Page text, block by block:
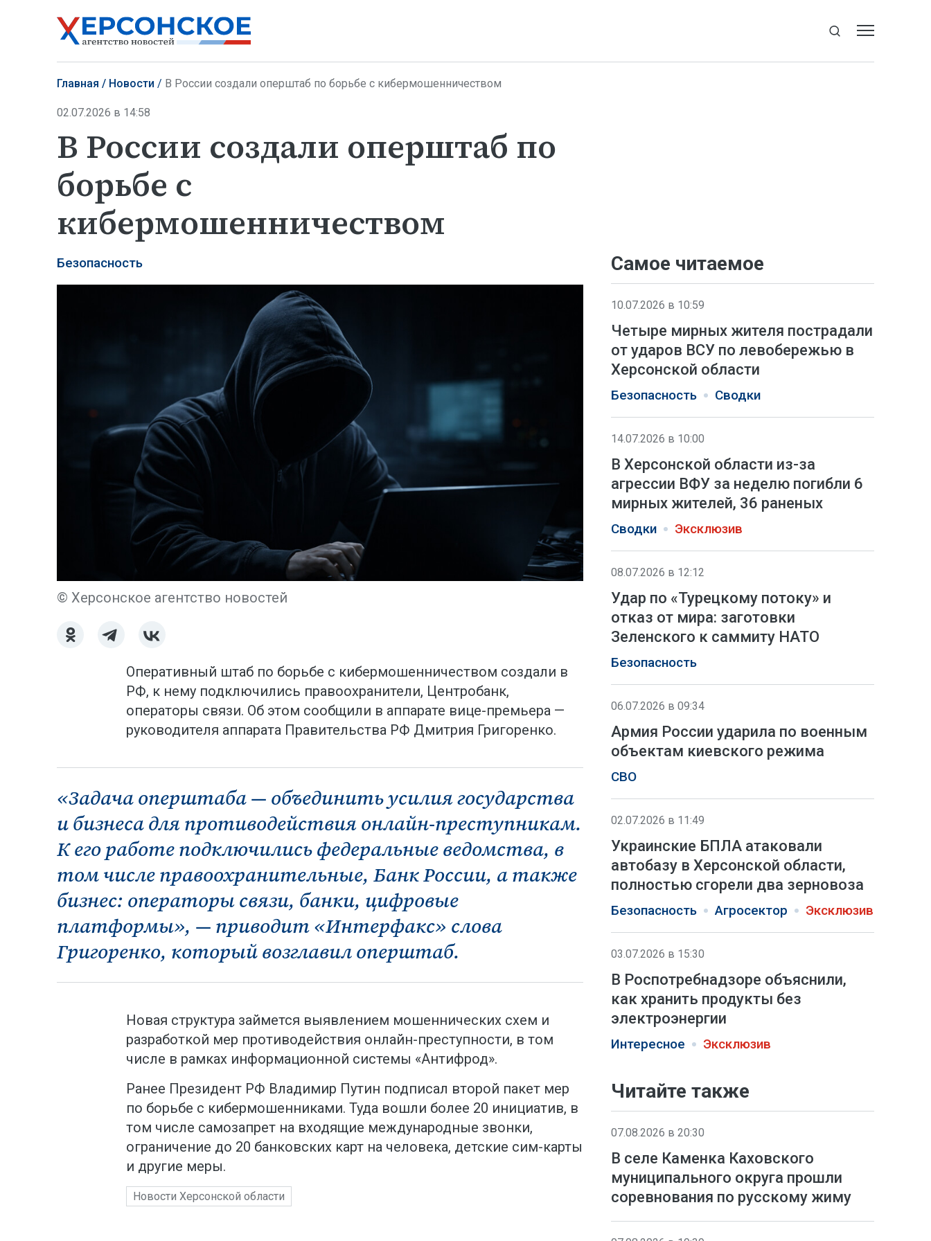
Главная Новости В России создали оперштаб по борьбе с кибермошенничеством
02.07.2026 в 14:58
В России создали оперштаб по
борьбе с
кибермошенничеством
Безопасность
© Херсонское агентство новостей
Оперативный штаб по борьбе с кибермошенничеством создали в
РФ, к нему подключились правоохранители, Центробанк,
операторы связи. Об этом сообщили в аппарате вице-премьера —
руководителя аппарата Правительства РФ Дмитрия Григоренко.
«Задача оперштаба — объединить усилия государства
и бизнеса для противодействия онлайн-преступникам.
К его работе подключились федеральные ведомства, в
том числе правоохранительные, Банк России, а также
бизнес: операторы связи, банки, цифровые
платформы», — приводит «Интерфакс» слова
Григоренко, который возглавил оперштаб.
Новая структура займется выявлением мошеннических схем и
разработкой мер противодействия онлайн-преступности, в том
числе в рамках информационной системы «Антифрод».
Ранее Президент РФ Владимир Путин подписал второй пакет мер
по борьбе с кибермошенниками. Туда вошли более 20 инициатив, в
том числе самозапрет на входящие международные звонки,
ограничение до 20 банковских карт на человека, детские сим-карты
и другие меры.
Новости Херсонской области
Самое читаемое
10.07.2026 в 10:59
Четыре мирных жителя пострадали
от ударов ВСУ по левобережью в
Херсонской области
Безопасность Сводки
14.07.2026 в 10:00
В Херсонской области из-за
агрессии ВФУ за неделю погибли 6
мирных жителей, 36 раненых
Сводки Эксклюзив
08.07.2026 в 12:12
Удар по «Турецкому потоку» и
отказ от мира: заготовки
Зеленского к саммиту НАТО
Безопасность
06.07.2026 в 09:34
Армия России ударила по военным
объектам киевского режима
СВО
02.07.2026 в 11:49
Украинские БПЛА атаковали
автобазу в Херсонской области,
полностью сгорели два зерновоза
Безопасность Агросектор Эксклюзив
03.07.2026 в 15:30
В Роспотребнадзоре объяснили,
как хранить продукты без
электроэнергии
Интересное Эксклюзив
Читайте также
07.08.2026 в 20:30
В селе Каменка Каховского
муниципального округа прошли
соревнования по русскому жиму